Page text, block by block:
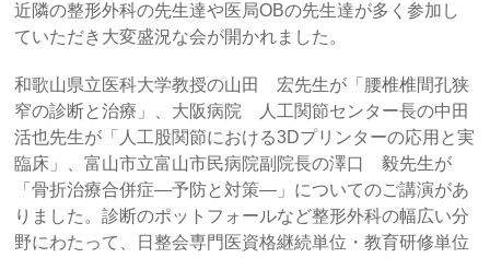
近隣の整形外科の先生達や医局OBの先生達が多く参加し
ていただき大変盛況な会が開かれました。
和歌山県立医科大学教授の山田 宏先生が「腰椎椎間孔狭
窄の診断と治療」、大阪病院 人工関節センター長の中田
活也先生が「人工股関節における3Dプリンターの応用と実
臨床」、富山市立富山市民病院副院長の澤口 毅先生が
「骨折治療合併症―予防と対策―」についてのご講演があ
りました。診断のポットフォールなど整形外科の幅広い分
野にわたって、日整会専門医資格継続単位・教育研修単位